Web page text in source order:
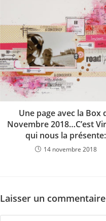
Une page avec la Box
Novembre 2018…C’est
qui nous la présente:
14 novembre 2018
Laisser un commentaire